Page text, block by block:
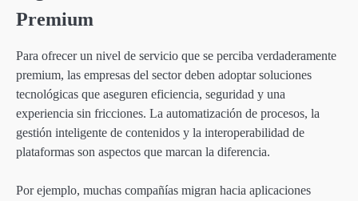
Premium
Para ofrecer un nivel de servicio que se perciba verdaderamente
premium, las empresas del sector deben adoptar soluciones
tecnológicas que aseguren eficiencia, seguridad y una
experiencia sin fricciones. La automatización de procesos, la
gestión inteligente de contenidos y la interoperabilidad de
plataformas son aspectos que marcan la diferencia.
Por ejemplo, muchas compañías migran hacia aplicaciones